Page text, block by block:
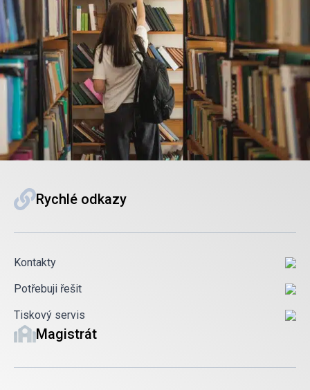
Rychlé odkazy
Kontakty
Potřebuji řešit
Tiskový servis
Magistrát